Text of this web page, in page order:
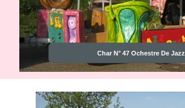
Char N° 47 Ochestre De Jazz